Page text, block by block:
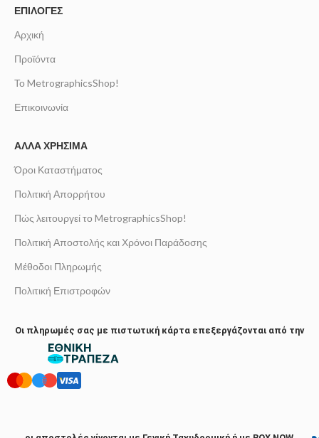
ΕΠΙΛΟΓΈΣ
Αρχική
Προϊόντα
Το MetrographicsShop!
Επικοινωνία
ΆΛΛΑ ΧΡΉΣΙΜΑ
Όροι Καταστήματος
Πολιτική Απορρήτου
Πώς λειτουργεί το MetrographicsShop!
Πολιτική Αποστολής και Χρόνοι Παράδοσης
Μέθοδοι Πληρωμής
Πολιτική Επιστροφών
Οι πληρωμές σας με πιστωτική κάρτα επεξεργάζονται από την